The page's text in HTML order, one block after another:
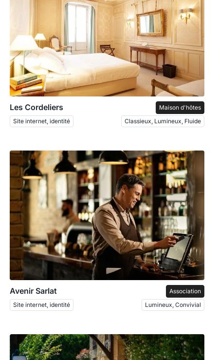
Les Cordeliers
Maison d'hôtes
Site internet, identité
Classieux, Lumineux, Fluide
Avenir Sarlat
Association
Site internet, identité
Lumineux, Convivial